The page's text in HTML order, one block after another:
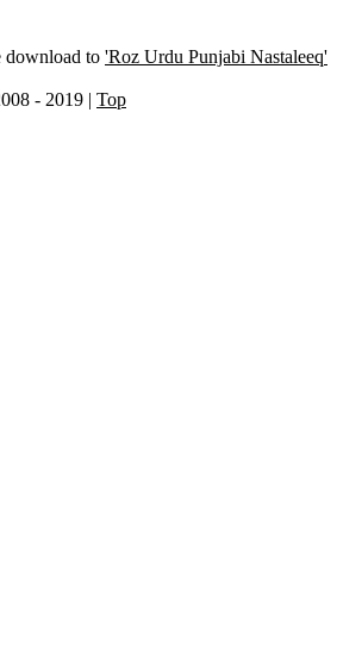
download to 'Roz Urdu Punjabi Nastaleeq'
- 2019 | Top